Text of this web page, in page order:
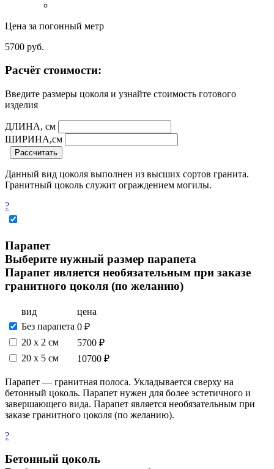
Цена за погонный метр
5700 руб.
Расчёт стоимости:
Введите размеры цоколя и узнайте стоимость готового
изделия
ДЛИНА, см
ШИРИНА,см
Рассчитать
Данный вид цоколя выполнен из высших сортов гранита.
Гранитный цоколь служит ограждением могилы.
?
Парапет
Выберите нужный размер парапета
Парапет является необязательным при заказе
гранитного цоколя (по желанию)
вид
цена
Без парапета 0 ₽
20 х 2 см
5700 ₽
20 x 5 см
10700 ₽
Парапет — гранитная полоса. Укладывается сверху на
бетонный цоколь. Парапет нужен для более эстетичного и
завершающего вида. Парапет является необязательным при
заказе гранитного цоколя (по желанию).
?
Бетонный цоколь